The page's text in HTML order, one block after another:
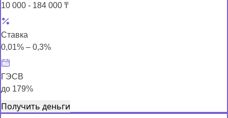
10 000 - 184 000 ₸
Ставка
0,01% – 0,3%
ГЭСВ
до 179%
Получить деньги